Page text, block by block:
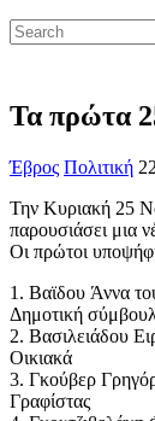
Τα πρώτα
Έβρος Πολιτική
Την Κυριακή 25
παρουσιάσει μια
Οι πρώτοι
1. Βαϊδου Άννα
Δημοτική
2. Βασιλειάδου
Οικιακά
3. Γκούβερ
Γραφίστας